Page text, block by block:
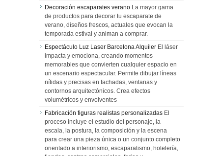
Decoración escaparates verano La mayor gama
de productos para decorar tu escaparate de
verano, diseños frescos, actuales que evocan la
temporada estival y animan a comprar.
Espectáculo Luz Laser Barcelona Alquiler El láser
impacta y emociona, creando momentos
memorables que convierten cualquier espacio en
un escenario espectacular. Permite dibujar líneas
nítidas y precisas en fachadas, ventanas y
contornos arquitectónicos. Crea efectos
volumétricos y envolventes
Fabricación figuras realistas personalizadas El
proceso incluye el estudio del personaje, la
escala, la postura, la composición y la escena
para crear una pieza única o un conjunto completo
orientado a interiorismo, escaparatismo, hotelería,